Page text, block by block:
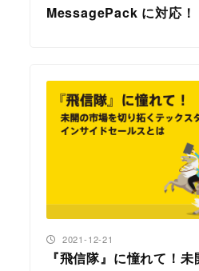
MessagePack に対応！
『飛信隊』に憧れて！
投稿日
2021-12-21